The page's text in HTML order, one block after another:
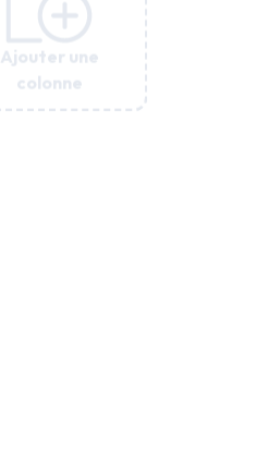
Ajouter une
colonne
Ajouter une
colonne
Ajouter une
colonne
Ajouter une
colonne